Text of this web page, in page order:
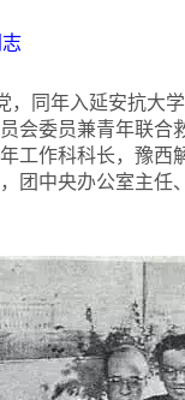
同年入延安抗大
会委员兼青年联合
工作科科长，豫
中央办公室主任